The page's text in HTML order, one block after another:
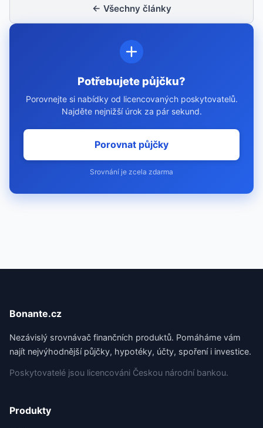
← Všechny články
Potřebujete půjčku?
Porovnejte si nabídky od licencovaných poskytovatelů.
Najděte nejnižší úrok za pár sekund.
Porovnat půjčky
Srovnání je zcela zdarma
Bonante.cz
Nezávislý srovnávač finančních produktů. Pomáháme vám
najít nejvýhodnější půjčky, hypotéky, účty, spoření i investice.
Poskytovatelé jsou licencováni Českou národní bankou.
Produkty